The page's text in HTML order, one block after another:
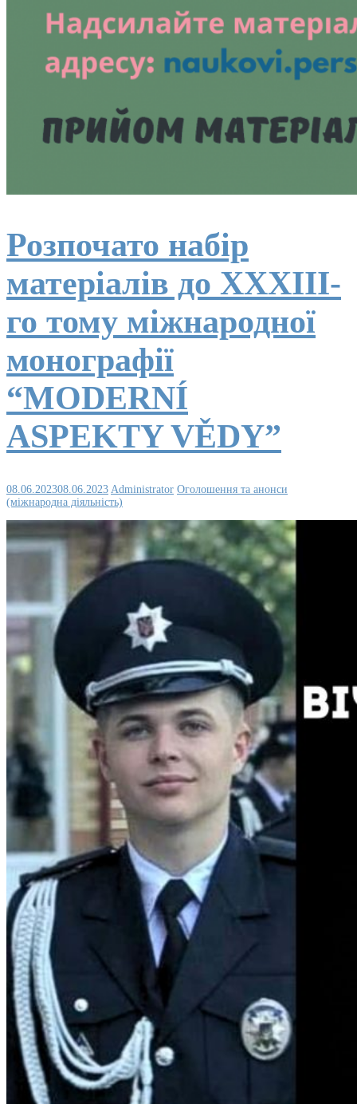
Розпочато набір
матеріалів до ХXХІІІ-
го тому міжнародної
монографії
“MODERNÍ
ASPEKTY VĚDY”
08.06.202308.06.2023 Administrator Оголошення та анонси
(міжнародна діяльність)